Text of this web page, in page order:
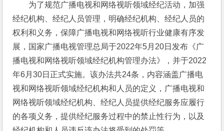
为了规范广播电视和网络视听领域经纪活动，加强
经纪机构、经纪人员管理，明确经纪机构、经纪人员的
权利和义务，保障广播电视和网络视听行业健康有序发
展，国家广播电视管理总局于2022年5月20日发布《广
播电视和网络视听领域经纪机构管理办法》，并于2022
年6月30日正式实施。该办法共24条，内容涵盖广播电
视和网络视听领域经纪机构和人员的定义，广播电视和
网络视听领域经纪机构、经纪人员提供经纪服务应履行
的各项义务，提供经纪服务过程中的禁止性行为，以及